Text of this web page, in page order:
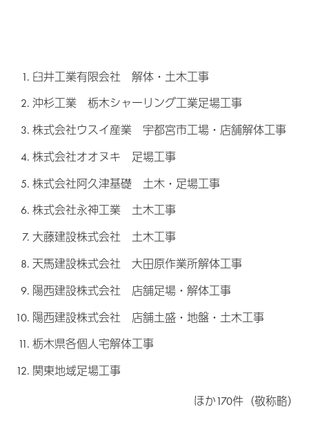
臼井工業有限会社 解体・土木工事
沖杉工業 栃木シャーリング工業足場工事
株式会社ウスイ産業 宇都宮市工場・店舗解体工事
株式会社オオヌキ 足場工事
株式会社阿久津基礎 土木・足場工事
株式会社永神工業 土木工事
大藤建設株式会社 土木工事
天馬建設株式会社 大田原作業所解体工事
陽西建設株式会社 店舗足場・解体工事
陽西建設株式会社 店舗土盛・地盤・土木工事
栃木県各個人宅解体工事
関東地域足場工事
ほか170件（敬称略）